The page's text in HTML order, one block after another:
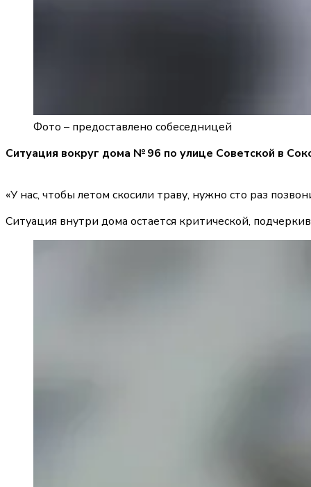
Фото – предоставлено собеседницей
Ситуация вокруг дома № 96 по улице Советской в
«У нас, чтобы летом скосили траву, нужно сто раз
Ситуация внутри дома остается критической,